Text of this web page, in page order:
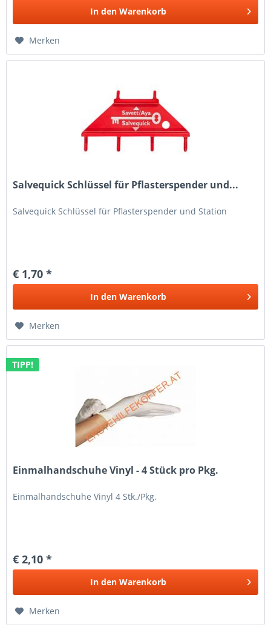
In den Warenkorb
Merken
Salvequick Schlüssel für Pflasterspender und...
Salvequick Schlüssel für Pflasterspender und Station
€ 1,70 *
In den Warenkorb
Merken
TIPP!
Einmalhandschuhe Vinyl - 4 Stück pro Pkg.
Einmalhandschuhe Vinyl 4 Stk./Pkg.
€ 2,10 *
In den Warenkorb
Merken